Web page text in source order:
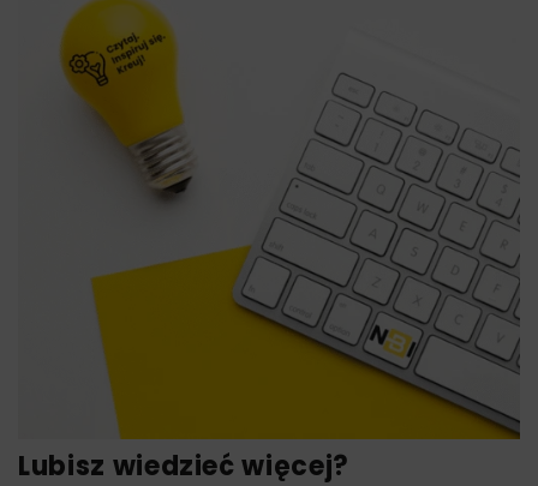
Lubisz wiedzieć więcej?